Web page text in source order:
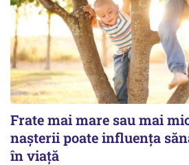
Frate mai mare sau mai
nașterii poate influența
în viață